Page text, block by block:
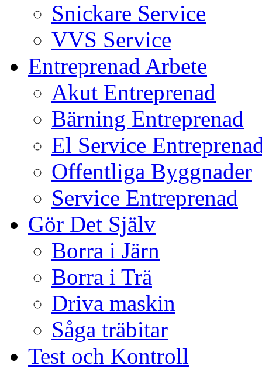
Snickare Service
VVS Service
Entreprenad Arbete
Akut Entreprenad
Bärning Entreprenad
El Service
Offentliga Byggnader
Service Entreprenad
Gör Det Själv
Borra i Järn
Borra i Trä
Driva maskin
Såga träbitar
Test och Kontroll